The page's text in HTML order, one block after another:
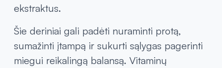
ekstraktus.
Šie deriniai gali padėti nuraminti protą,
sumažinti įtampą ir sukurti sąlygas pagerinti
miegui reikalingą balansą. Vitaminų